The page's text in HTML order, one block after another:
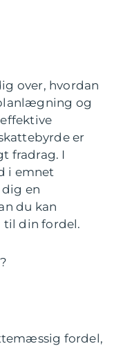
over, hvordan
og
er
fradrag. I
i emnet
en
du kan
din fordel.
fordel,